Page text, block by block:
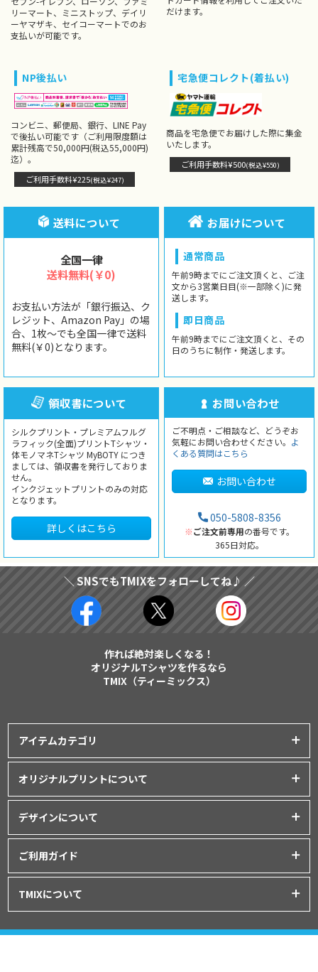
リーマート、ミニストップ、デイリ
ーヤマザキ、セイコーマートでのお
支払いが可能です。
だけます。
NP後払い
コンビニ、郵便局、銀行、LINE Pay
で後払い可能です（ご利用限度額は
累計残高で50,000円(税込55,000円)
迄）。
ご利用手数料¥225(税込¥247)
宅急便コレクト(着払い)
商品を宅急便でお届けした際に集金
いたします。
ご利用手数料¥500(税込¥550)
送料について
全国一律
送料無料(￥0)
お支払い方法が「銀行振込、ク
レジット、Amazon Pay」の場
合、1枚〜でも全国一律で送料
無料(￥0)となります。
お届けについて
通常商品
午前9時までにご注文頂くと、ご注
文から3営業日目(※一部除く)に発
送します。
即日商品
午前9時までにご注文頂くと、その
日のうちに制作・発送します。
領収書について
シルクプリント・プレミアムフルグ
ラフィック(全面)プリントTシャツ・
体モノマネTシャツ MyBOTY につき
ましては、領収書を発行しておりま
せん。
インクジェットプリントのみの対応
となります。
詳しくはこちら
お問い合わせ
ご不明点・ご相談など、どうぞお
気軽にお問い合わせください。 よ
くある質問はこちら
お問い合わせ
050-5808-8356
※ご注文前専用の番号です。
365日対応。
＼ SNSでもTMIXをフォローしてね♪ ／
作れば絶対楽しくなる！
オリジナルTシャツを作るなら
TMIX（ティーミックス）
アイテムカテゴリ
ポロシャツ│ スポーツウェア
パーカー・スウェット│ベビー服
バッグ・ポーチ
シャツ│ユニフォーム│パンツ
グッズ│マグカップ・ボトル│キャップ
オリジナルプリントについて
シルクスクリーンプリント
昇華転写プリント
フルグラフィックプリント
デザインについて
デザインシミュレーター
データ入稿について
ご利用ガイド
ドンドン割について
TMIXについて